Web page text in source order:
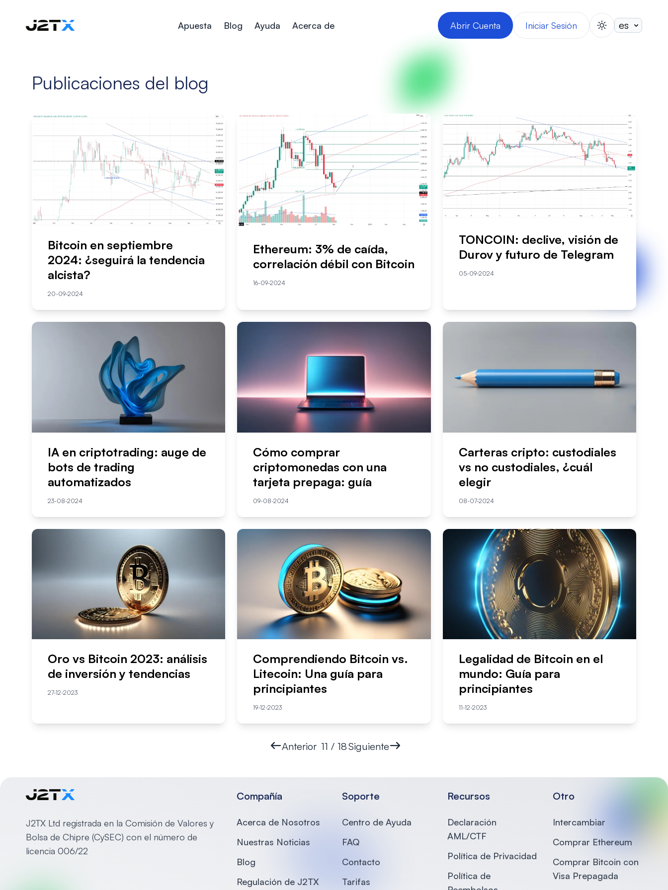
Apuesta Blog Ayuda Acerca de Abrir Cuenta Iniciar Sesión switch theme
Publicaciones del blog
Bitcoin en septiembre
2024: ¿seguirá la tendencia
alcista?
20-09-2024
Ethereum: 3% de caída,
correlación débil con Bitcoin
16-09-2024
TONCOIN: declive, visión de
Durov y futuro de Telegram
05-09-2024
IA en criptotrading: auge de
bots de trading
automatizados
23-08-2024
Cómo comprar
criptomonedas con una
tarjeta prepaga: guía
09-08-2024
Carteras cripto: custodiales
vs no custodiales, ¿cuál
elegir
08-07-2024
Oro vs Bitcoin 2023: análisis
de inversión y tendencias
27-12-2023
Comprendiendo Bitcoin vs.
Litecoin: Una guía para
principiantes
19-12-2023
Legalidad de Bitcoin en el
mundo: Guía para
principiantes
11-12-2023
Anterior 11 / 18Siguiente
J2TX Ltd registrada en la Comisión de Valores y
Bolsa de Chipre (CySEC) con el número de
licencia 006/22
Compañía
Acerca de Nosotros
Nuestras Noticias
Blog
Regulación de J2TX
Soporte
Centro de Ayuda
FAQ
Contacto
Tarifas
Recursos
Declaración
AML/CTF
Política de Privacidad
Política de
Otro
Intercambiar
Comprar Ethereum
Comprar Bitcoin con
Visa Prepagada